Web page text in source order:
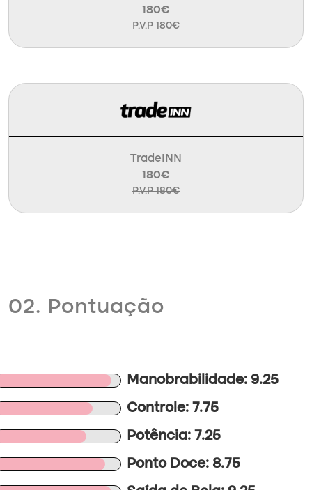
180€
P.V.P 180€
TradeINN
180€
P.V.P 180€
02. Pontuação
Manobrabilidade: 9.25
Controle: 7.75
Potência: 7.25
Ponto Doce: 8.75